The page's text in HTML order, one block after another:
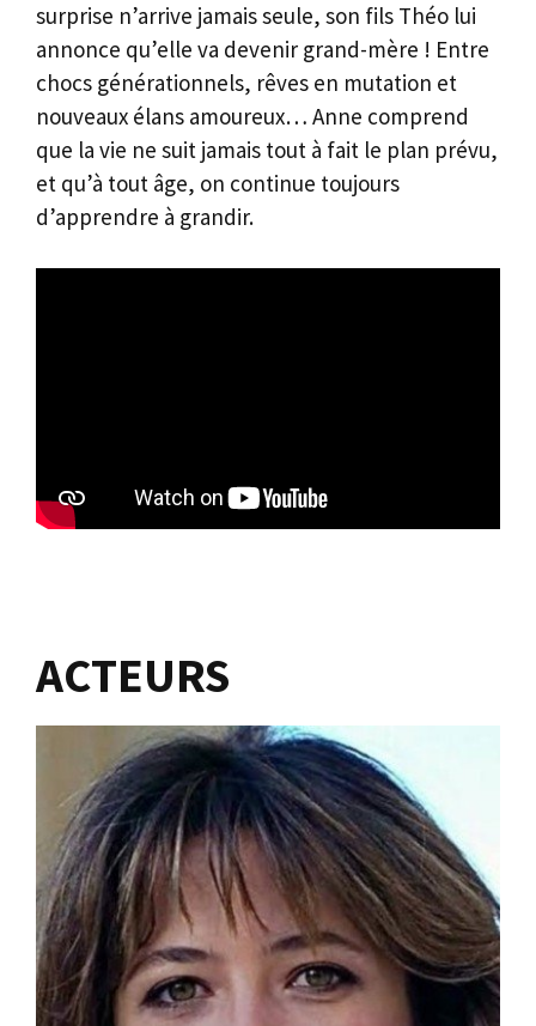
surprise n’arrive jamais seule, son fils Théo lui
annonce qu’elle va devenir grand-mère ! Entre
chocs générationnels, rêves en mutation et
nouveaux élans amoureux… Anne comprend
que la vie ne suit jamais tout à fait le plan prévu,
et qu’à tout âge, on continue toujours
d’apprendre à grandir.
ACTEURS